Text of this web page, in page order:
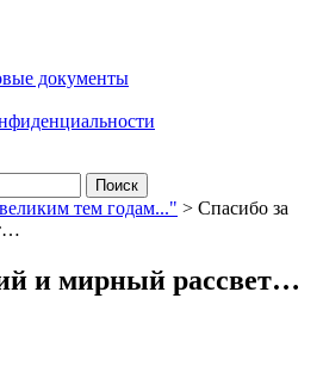
документы
тем годам..." > Спасибо за
и мирный рассвет…